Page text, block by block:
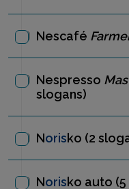
Nescafé
Nespresso
slogans)
Norisko (2
Norisko auto